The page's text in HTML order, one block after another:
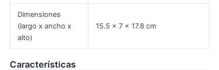
Dimensiones
(largo x ancho x
alto)
15.5 x 7 x 17.8 cm
Características